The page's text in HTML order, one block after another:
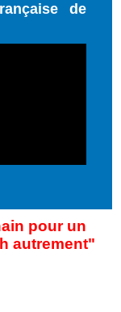
de
pour un
autrement"